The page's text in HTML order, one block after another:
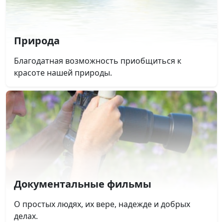
Природа
Благодатная возможность приобщиться к
красоте нашей природы.
Документальные фильмы
О простых людях, их вере, надежде и добрых
делах.